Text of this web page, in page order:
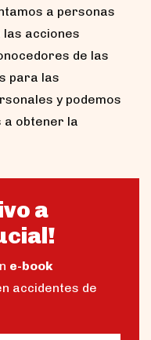
a personas
las acciones
de las
para las
y podemos
a obtener la
a
e-book
accidentes de